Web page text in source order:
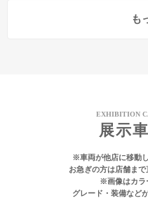
も
EXHIBITION
展示
※車両が他店に移動
お急ぎの方は店舗まで
※画像はカラ
グレード・装備など